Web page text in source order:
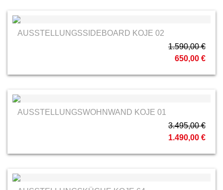
AUSSTELLUNGSSIDEBOARD KOJE 02
1.590,00 €
650,00 €
AUSSTELLUNGSWOHNWAND KOJE 01
3.495,00 €
1.490,00 €